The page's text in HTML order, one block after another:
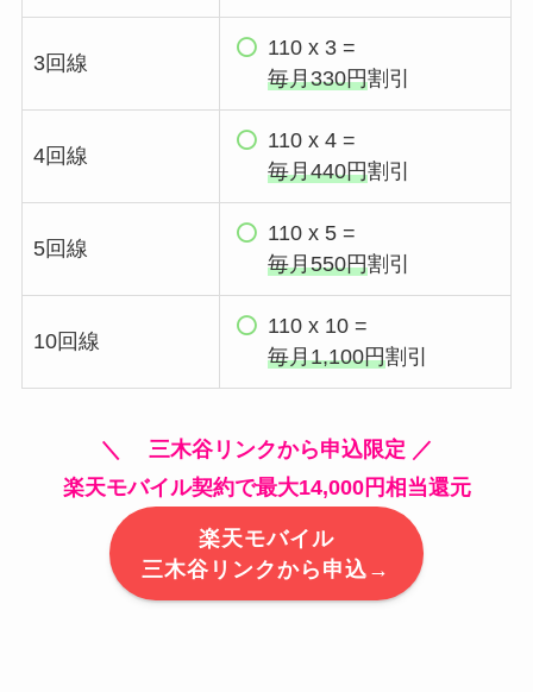
3回線
110 x 3 =
毎月330円割引
4回線
110 x 4 =
毎月440円割引
5回線
110 x 5 =
毎月550円割引
10回線
110 x 10 =
毎月1,100円割引
＼ 三木谷リンクから申込限定 ／
楽天モバイル契約で最大14,000円相当還元
楽天モバイル
三木谷リンクから申込→